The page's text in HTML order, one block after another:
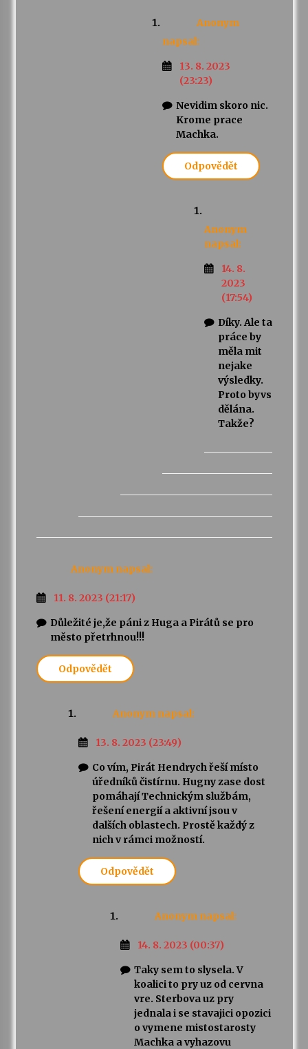
Anonym
napsal:
13. 8. 2023
(23:23)
Nevidim skoro nic.
Krome prace
Machka.
Odpovědět
Anonym
napsal:
14. 8.
2023
(17:54)
Díky. Ale ta
práce by
měla mit
nejake
výsledky.
Proto byvs
dělána.
Takže?
Anonym napsal:
11. 8. 2023 (21:17)
Důležité je,že páni z Huga a Pirátů se pro
město přetrhnou!!!
Odpovědět
Anonym napsal:
13. 8. 2023 (23:49)
Co vím, Pirát Hendrych řeší místo
úředníků čistírnu. Hugny zase dost
pomáhají Technickým službám,
řešení energií a aktivní jsou v
dalších oblastech. Prostě každý z
nich v rámci možností.
Odpovědět
Anonym napsal:
14. 8. 2023 (00:37)
Taky sem to slysela. V
koalici to pry uz od cervna
vre. Sterbova uz pry
jednala i se stavajici opozici
o vymene mistostarosty
Machka a vyhazovu